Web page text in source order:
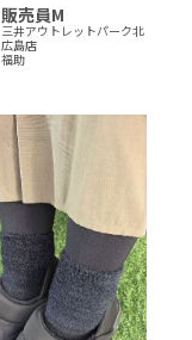
販売員M
三井アウトレットパーク北
広島店
福助